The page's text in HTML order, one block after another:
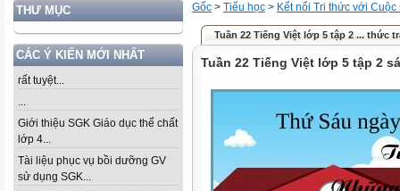
THƯ MỤC
CÁC Ý KIẾN MỚI NHẤT
rất tuyệt...
...
Giới thiệu SGK Giáo dục thể chất
lớp 4...
Tài liệu phục vụ bồi dưỡng GV
sử dụng SGK...
Gốc > Tiểu học > Kết nối Tri thức với Cuộc
Tuần 22 Tiếng Việt lớp 5 tập 2 ... thức
Tuần 22 Tiếng Việt lớp 5 tập 2